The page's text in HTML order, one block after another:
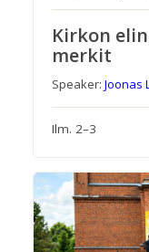
Kirkon
merkit
Speaker:Joonas
Ilm. 2–3